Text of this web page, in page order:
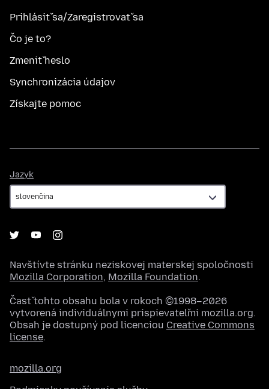
Prihlásiť sa/Zaregistrovať sa
Čo je to?
Zmeniť heslo
Synchronizácia údajov
Získajte pomoc
Jazyk
Navštívte stránku neziskovej materskej spoločnosti
Mozilla Corporation, Mozilla Foundation.
Časť tohto obsahu bola v rokoch ©1998–2026
vytvorená individuálnymi prispievateľmi mozilla.org.
Obsah je dostupný pod licenciou Creative Commons
license.
mozilla.org